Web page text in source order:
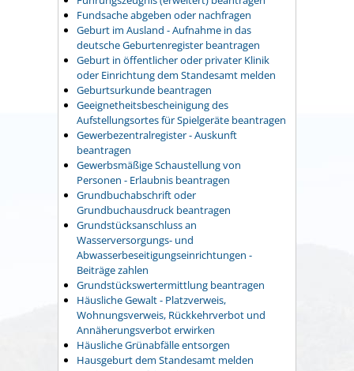
Fundsache abgeben oder nachfragen
Geburt im Ausland - Aufnahme in das
deutsche Geburtenregister beantragen
Geburt in öffentlicher oder privater Klinik
oder Einrichtung dem Standesamt melden
Geburtsurkunde beantragen
Geeignetheitsbescheinigung des
Aufstellungsortes für Spielgeräte beantragen
Gewerbezentralregister - Auskunft
beantragen
Gewerbsmäßige Schaustellung von
Personen - Erlaubnis beantragen
Grundbuchabschrift oder
Grundbuchausdruck beantragen
Grundstücksanschluss an
Wasserversorgungs- und
Abwasserbeseitigungseinrichtungen -
Beiträge zahlen
Grundstückswertermittlung beantragen
Häusliche Gewalt - Platzverweis,
Wohnungsverweis, Rückkehrverbot und
Annäherungsverbot erwirken
Häusliche Grünabfälle entsorgen
Hausgeburt dem Standesamt melden